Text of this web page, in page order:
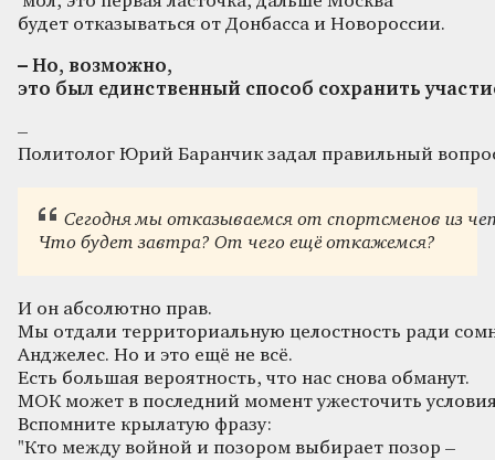
будет отказываться от Донбасса и Новороссии.
– Но, возможно,
это был единственный способ сохранить
–
Политолог Юрий Баранчик задал правильный
Сегодня мы отказываемся от спортсменов из
Что будет завтра?От чего ещё откажемся?
И он абсолютно прав.
Мы отдали территориальную целостность ради
Анджелес. Но и это ещё не всё.
Есть большая вероятность, что нас снова обманут.
МОК может в последний момент ужесточить
Вспомните крылатую фразу:
"Кто между войной и позором выбирает позор –